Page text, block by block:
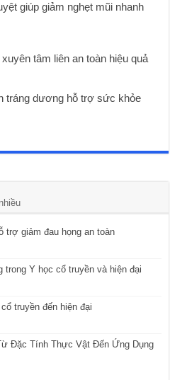
giúp giảm nghẹt mũi nhanh
tâm liên an toàn hiệu quả
tráng dương hỗ trợ sức khỏe
trợ giảm đau họng an toàn
Y học cổ truyền và hiện đại
truyền đến hiện đại
Đặc Tính Thực Vật Đến Ứng Dụng